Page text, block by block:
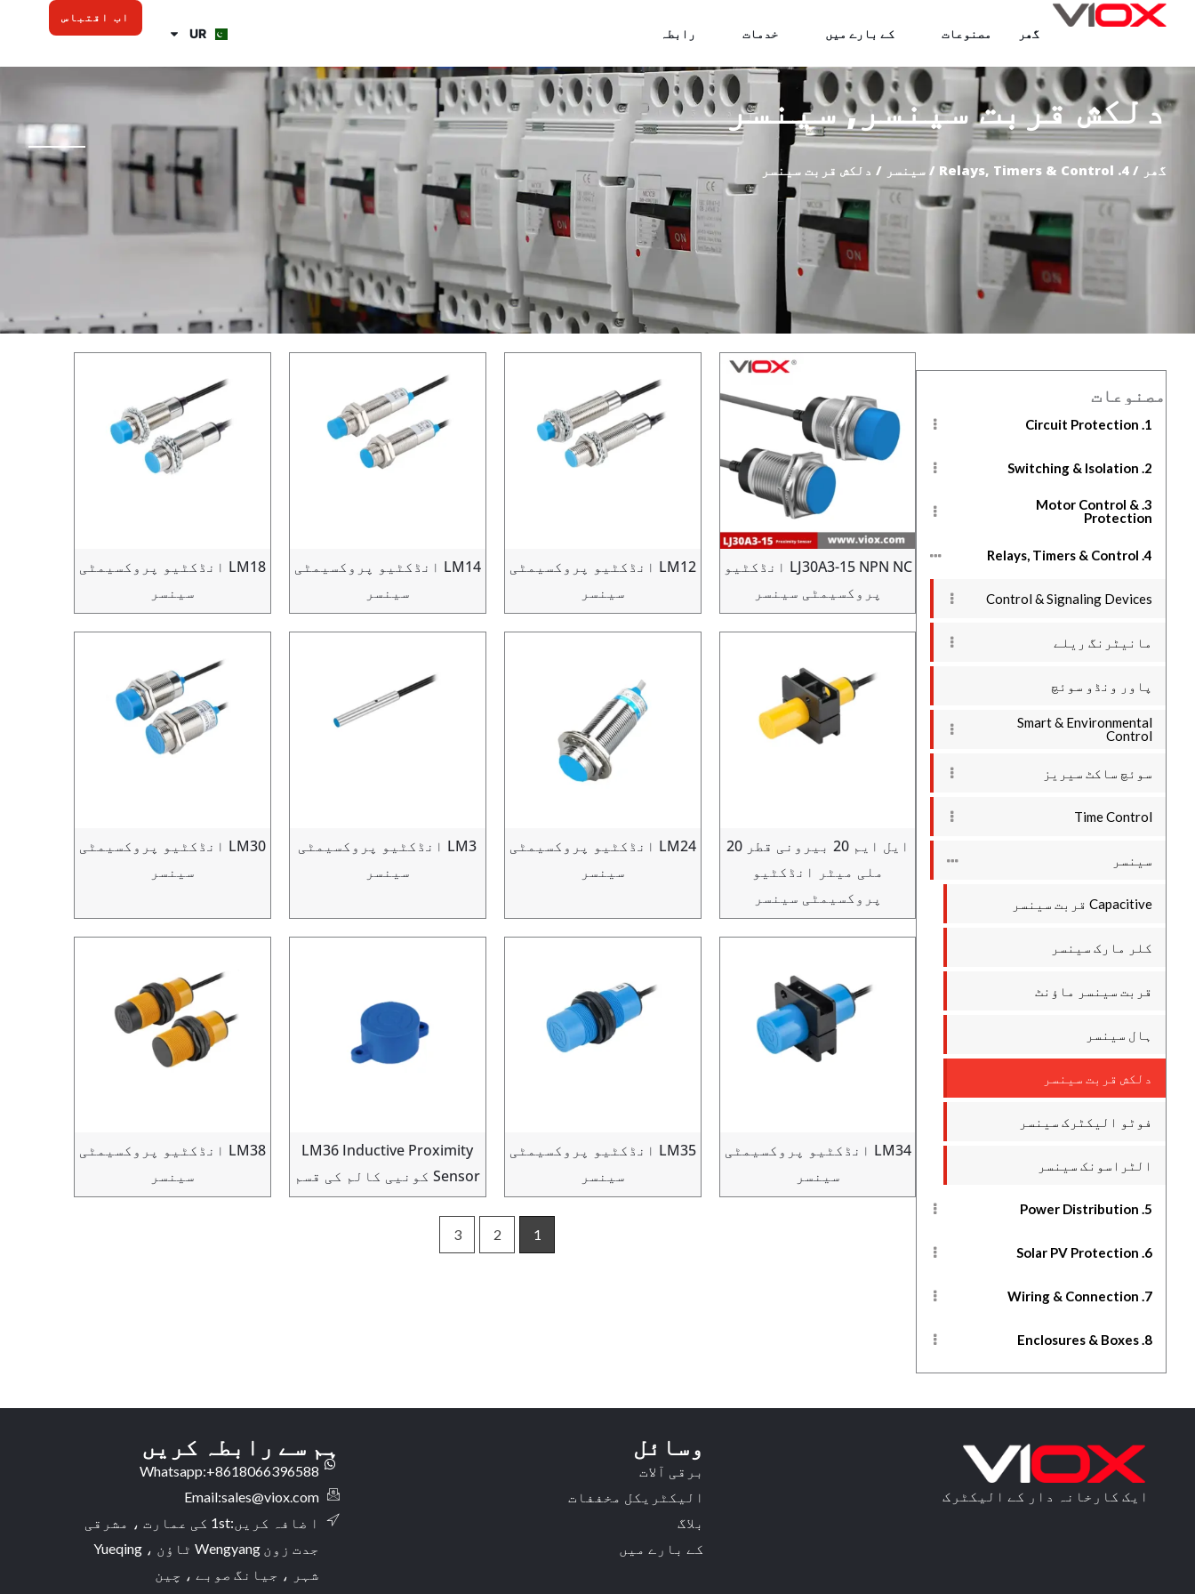
مواد
جائیں۔
گھر مصنوعات کے بارے میں خدمات رابطہ UR
اب اقتباس
دلکش قربت سینسر,سینسر
گھر /
4. Relays, Timers & Control
/ سینسر / دلکش قربت سینسر
مصنوعات
1. Circuit Protection
2. Switching & Isolation
3. Motor Control &
Protection
4. Relays, Timers & Control
Control & Signaling Devices
مانیٹرنگ ریلے
پاور ونڈو سوئچ
Smart & Environmental
Control
سوئچ ساکٹ سیریز
Time Control
سینسر
Capacitive قربت سینسر
کلر مارک سینسر
قربت سینسر ماؤنٹ
ہال سینسر
دلکش قربت سینسر
فوٹو الیکٹرک سینسر
الٹراسونک سینسر
5. Power Distribution
6. Solar PV Protection
7. Wiring & Connection
8. Enclosures & Boxes
LJ30A3-15 NPN NC انڈکٹیو
پروکسیمٹی سینسر
LM12 انڈکٹیو پروکسیمٹی
سینسر
LM14 انڈکٹیو پروکسیمٹی
سینسر
LM18 انڈکٹیو پروکسیمٹی
سینسر
ایل ایم 20 بیرونی قطر 20
ملی میٹر انڈکٹیو
پروکسیمٹی سینسر
LM24 انڈکٹیو پروکسیمٹی
سینسر
LM3 انڈکٹیو پروکسیمٹی
سینسر
LM30 انڈکٹیو پروکسیمٹی
سینسر
LM34 انڈکٹیو پروکسیمٹی
سینسر
LM35 انڈکٹیو پروکسیمٹی
سینسر
LM36 Inductive Proximity
Sensor کونیی کالم کی قسم
LM38 انڈکٹیو پروکسیمٹی
سینسر
1
2
3
ایک کارخانہ دار کے الیکٹرک
وسائل
برقی آلات
الیکٹریکل مخففات
بلاگ
کے بارے میں
ہم سے رابطہ کریں
Whatsapp:+8618066396588
Email:sales@viox.com
ا ضافہ کریں:1st کی عمارت ، مشرقی
جدت زون Wengyang ٹاؤن ، Yueqing
شہر ، جیانگ صوبے ، چین